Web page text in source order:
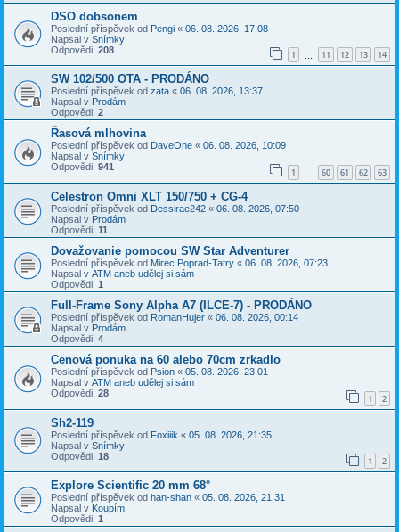
DSO dobsonem
Poslední příspěvek od Pengi « 06. 08. 2026, 17:08
Napsal v Snímky
Odpovědi: 208 1 11 12 13 14
SW 102/500 OTA - PRODÁNO
Poslední příspěvek od zata « 06. 08. 2026, 13:37
Napsal v Prodám
Odpovědi: 2
Řasová mlhovina
Poslední příspěvek od DaveOne « 06. 08. 2026, 10:09
Napsal v Snímky
Odpovědi: 941 1 60 61 62 63
Celestron Omni XLT 150/750 + CG-4
Poslední příspěvek od Dessirae242 « 06. 08. 2026, 07:50
Napsal v Prodám
Odpovědi: 11
Dovažovanie pomocou SW Star Adventurer
Poslední příspěvek od Mirec Poprad-Tatry « 06. 08. 2026, 07:23
Napsal v ATM aneb udělej si sám
Odpovědi: 1
Full-Frame Sony Alpha A7 (ILCE-7) - PRODÁNO
Poslední příspěvek od RomanHujer « 06. 08. 2026, 00:14
Napsal v Prodám
Odpovědi: 4
Cenová ponuka na 60 alebo 70cm zrkadlo
Poslední příspěvek od Psion « 05. 08. 2026, 23:01
Napsal v ATM aneb udělej si sám
Odpovědi: 28 1 2
Sh2-119
Poslední příspěvek od Foxiiik « 05. 08. 2026, 21:35
Napsal v Snímky
Odpovědi: 18 1 2
Explore Scientific 20 mm 68°
Poslední příspěvek od han-shan « 05. 08. 2026, 21:31
Napsal v Koupím
Odpovědi: 1